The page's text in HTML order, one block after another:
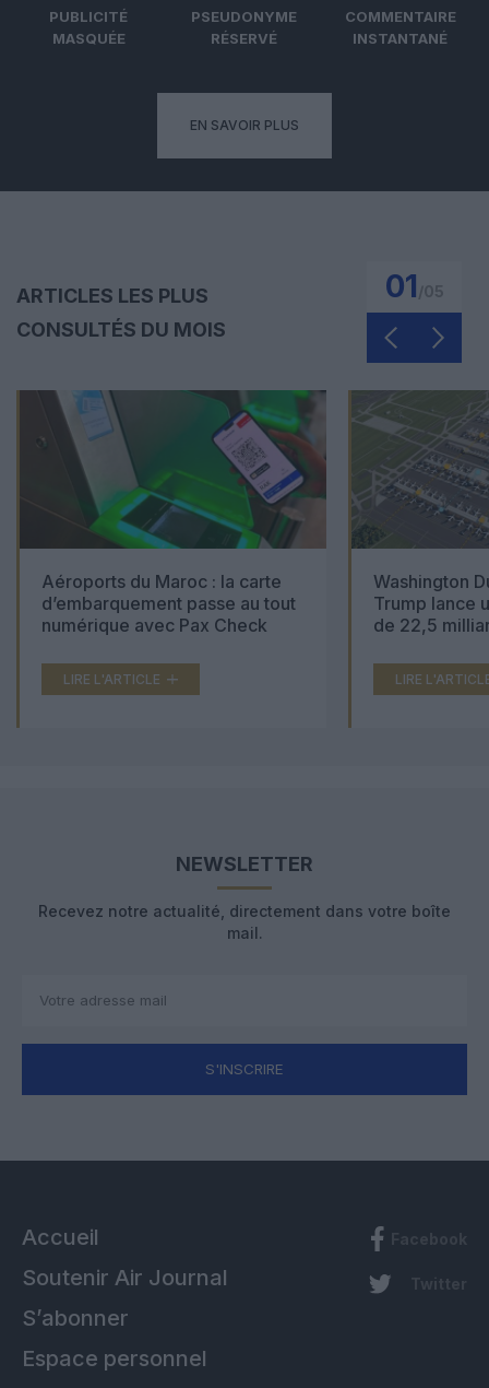
PUBLICITÉ
MASQUÉE
PSEUDONYME
RÉSERVÉ
COMMENTAIRE
INSTANTANÉ
EN SAVOIR PLUS
ARTICLES LES PLUS
CONSULTÉS DU MOIS
01
Aéroports du Maroc : la carte
d’embarquement passe au tout
numérique avec Pax Check
LIRE L'ARTICLE
Washington
Trump lance
de 22,5
LIRE
NEWSLETTER
Recevez notre actualité, directement dans votre boîte
mail.
S'INSCRIRE
Accueil
Soutenir Air Journal
S’abonner
Espace personnel